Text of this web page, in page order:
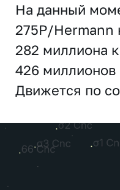
На данный
275P/Hermann
282 миллиона
426
Движется по